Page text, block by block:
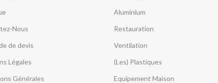
Nous
de devis
Légales
Générales
Aluminium
Restauration
Ventilation
(Les) Plastiques
Equipement Maison